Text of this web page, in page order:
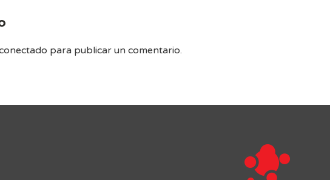
para publicar un comentario.